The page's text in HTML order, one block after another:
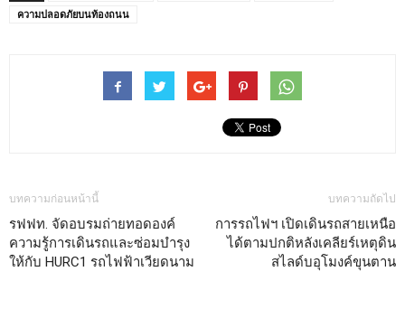
ความปลอดภัยบนท้องถนน
บทความก่อนหน้านี้
รฟฟท. จัดอบรมถ่ายทอดองค์
ความรู้การเดินรถและซ่อมบำรุง
ให้กับ HURC1 รถไฟฟ้าเวียดนาม
บทความถัดไป
การรถไฟฯ เปิดเดินรถสายเหนือ
ได้ตามปกติหลังเคลียร์เหตุดิน
สไลด์บอุโมงค์ขุนตาน